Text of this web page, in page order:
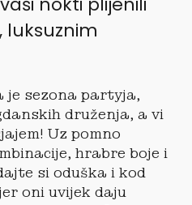
luksuznim
je sezona partyja,
druženja, a vi
Uz pomno
hrabre boje i
si oduška i kod
oni uvijek daju